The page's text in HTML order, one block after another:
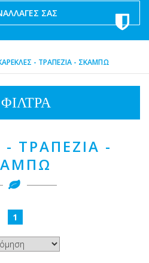
ΣΑΣ
- ΤΡΑΠΕΖΙΑ - ΣΚΑΜΠΩ
ΦΙΛΤΡΑ
- ΤΡΑΠΕΖΙΑ -
1